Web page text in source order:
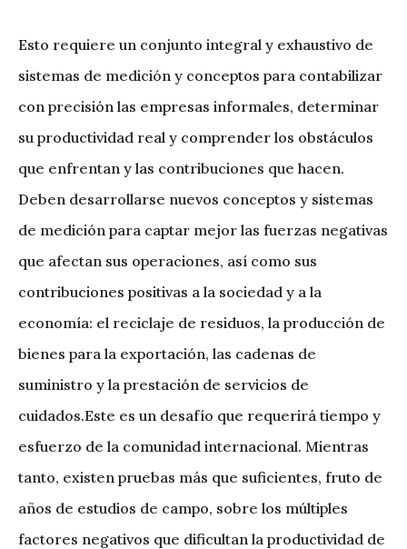
Esto requiere un conjunto integral y exhaustivo de
sistemas de medición y conceptos para contabilizar
con precisión las empresas informales, determinar
su productividad real y comprender los obstáculos
que enfrentan y las contribuciones que hacen.
Deben desarrollarse nuevos conceptos y sistemas
de medición para captar mejor las fuerzas negativas
que afectan sus operaciones, así como sus
contribuciones positivas a la sociedad y a la
economía: el reciclaje de residuos, la producción de
bienes para la exportación, las cadenas de
suministro y la prestación de servicios de
cuidados.Este es un desafío que requerirá tiempo y
esfuerzo de la comunidad internacional. Mientras
tanto, existen pruebas más que suficientes, fruto de
años de estudios de campo, sobre los múltiples
factores negativos que dificultan la productividad de